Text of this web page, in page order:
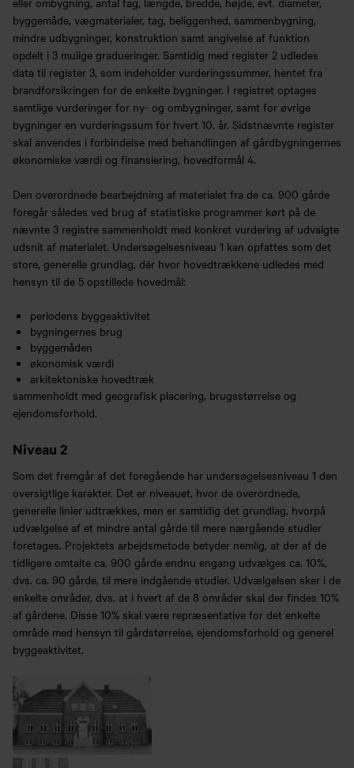
byggemåde, vægmaterialer, tag, beliggenhed, sammenbygning,
mindre udbygninger, konstruktion samt angivelse af funktion
opdelt i 3 mulige gradueringer. Samtidig med register 2 udledes
data til register 3, som indeholder vurderingssummer, hentet fra
brandforsikringen for de enkelte bygninger. I registret optages
samtlige vurderinger for ny- og ombygninger, samt for øvrige
bygninger en vurderingssum for hvert 10. år. Sidstnævnte register
skal anvendes i forbindelse med behandlingen af gårdbygningernes
økonomiske værdi og finansiering, hovedformål 4.
Den overordnede bearbejdning af materialet fra de ca. 900 gårde
foregår således ved brug af statistiske programmer kørt på de
nævnte 3 registre sammenholdt med konkret vurdering af udvalgte
udsnit af materialet. Undersøgelsesniveau 1 kan opfattes som det
store, generelle grundlag, dér hvor hovedtrækkene udledes med
hensyn til de 5 opstillede hovedmål:
periodens byggeaktivitet
bygningernes brug
byggemåden
økonomisk værdi
arkitektoniske hovedtræk
sammenholdt med geografisk placering, brugsstørrelse og
ejendomsforhold.
Niveau 2
Som det fremgår af det foregående har undersøgelsesniveau 1 den
oversigtlige karakter. Det er niveauet, hvor de overordnede,
generelle linier udtrækkes, men er samtidig det grundlag, hvorpå
udvælgelse af et mindre antal gårde til mere nærgående studier
foretages. Projektets arbejdsmetode betyder nemlig, at der af de
tidligere omtalte ca. 900 gårde endnu engang udvælges ca. 10%,
dvs. ca. 90 gårde, til mere indgående studier. Udvælgelsen sker i de
enkelte områder, dvs. at i hvert af de 8 områder skal der findes 10%
af gårdene. Disse 10% skal være repræsentative for det enkelte
område med hensyn til gårdstørrelse, ejendomsforhold og generel
byggeaktivitet.
Køb årskort